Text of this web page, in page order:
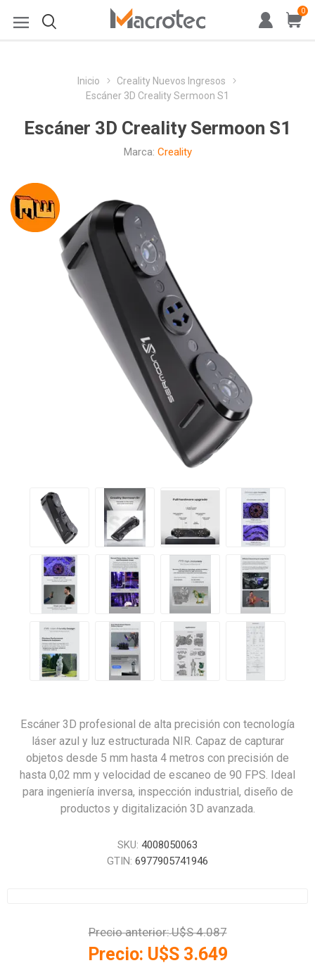
0
Inicio
Creality Nuevos Ingresos
Escáner 3D Creality Sermoon S1
Escáner 3D Creality Sermoon S1
Marca: Creality
Escáner 3D profesional de alta precisión con tecnología
láser azul y luz estructurada NIR. Capaz de capturar
objetos desde 5 mm hasta 4 metros con precisión de
hasta 0,02 mm y velocidad de escaneo de 90 FPS. Ideal
para ingeniería inversa, inspección industrial, diseño de
productos y digitalización 3D avanzada.
SKU: 4008050063
GTIN: 6977905741946
Precio anterior:U$S 4.087
Precio: U$S 3.649